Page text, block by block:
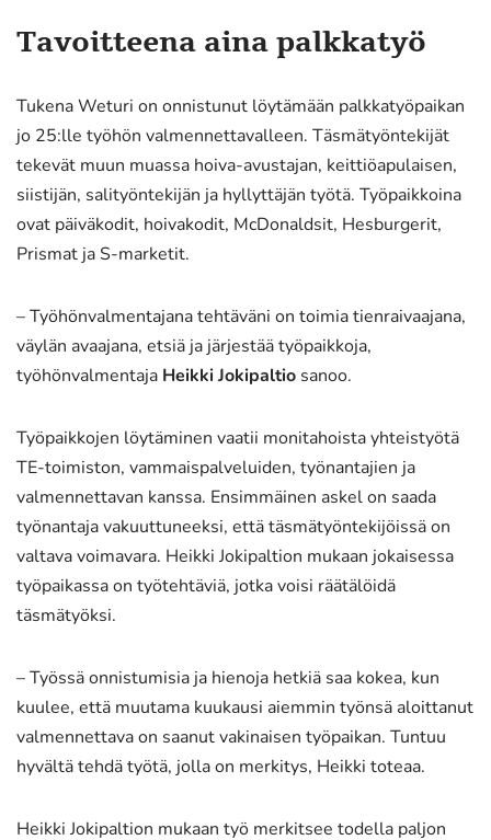
Tavoitteena aina palkkatyö
Tukena Weturi on onnistunut löytämään palkkatyöpaikan
jo 25:lle työhön valmennettavalleen. Täsmätyöntekijät
tekevät muun muassa hoiva-avustajan, keittiöapulaisen,
siistijän, salityöntekijän ja hyllyttäjän työtä. Työpaikkoina
ovat päiväkodit, hoivakodit, McDonaldsit, Hesburgerit,
Prismat ja S-marketit.
– Työhönvalmentajana tehtäväni on toimia tienraivaajana,
väylän avaajana, etsiä ja järjestää työpaikkoja,
työhönvalmentaja Heikki Jokipaltio sanoo.
Työpaikkojen löytäminen vaatii monitahoista yhteistyötä
TE-toimiston, vammaispalveluiden, työnantajien ja
valmennettavan kanssa. Ensimmäinen askel on saada
työnantaja vakuuttuneeksi, että täsmätyöntekijöissä on
valtava voimavara. Heikki Jokipaltion mukaan jokaisessa
työpaikassa on työtehtäviä, jotka voisi räätälöidä
täsmätyöksi.
– Työssä onnistumisia ja hienoja hetkiä saa kokea, kun
kuulee, että muutama kuukausi aiemmin työnsä aloittanut
valmennettava on saanut vakinaisen työpaikan. Tuntuu
hyvältä tehdä työtä, jolla on merkitys, Heikki toteaa.
Heikki Jokipaltion mukaan työ merkitsee todella paljon